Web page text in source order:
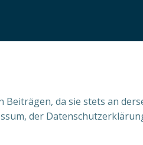
Beiträgen, da sie stets an
der